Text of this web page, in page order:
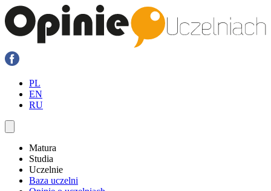
PL
EN
RU
Matura
Studia
Uczelnie
Baza uczelni